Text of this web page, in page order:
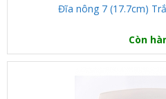
Đĩa nông 7 (17.7cm)
Còn